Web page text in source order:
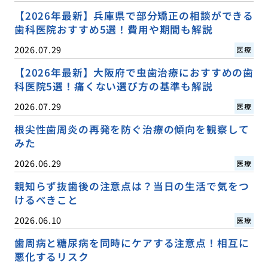
【2026年最新】兵庫県で部分矯正の相談ができる
歯科医院おすすめ5選！費用や期間も解説
2026.07.29 医療
【2026年最新】大阪府で虫歯治療におすすめの歯
科医院5選！痛くない選び方の基準も解説
2026.07.29 医療
根尖性歯周炎の再発を防ぐ治療の傾向を観察して
みた
2026.06.29 医療
親知らず抜歯後の注意点は？当日の生活で気をつ
けるべきこと
2026.06.10 医療
歯周病と糖尿病を同時にケアする注意点！相互に
悪化するリスク